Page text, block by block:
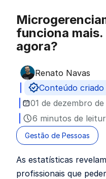
funciona mais.
agora?
Publicado por
Renato Navas
Conteúdo
01 de dezembro de
6 minutos de
Gestão de Pessoas
As estatísticas
profissionais que